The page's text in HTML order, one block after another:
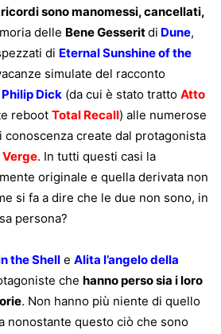
sono manomessi, cancellati,
delle Bene Gesseritdi Dune,
di Eternal Sunshine of the
simulate del racconto
Philip Dick (da cui è stato tratto Atto
reboot Total Recall) alle numerose
create dal protagonista
. In tutti questi casi la
originale e quella derivata non
si fa a dire che le due non sono, in
persona?
the Shell e Alita l’angelo della
che hanno perso sia i loro
. Non hanno più niente di quello
nonostante questo ciò che sono